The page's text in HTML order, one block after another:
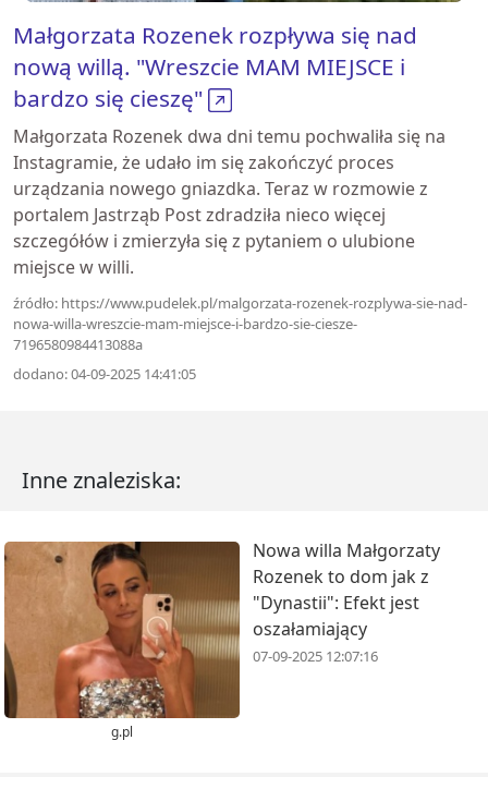
Małgorzata Rozenek rozpływa się nad
nową willą. "Wreszcie MAM MIEJSCE i
bardzo się cieszę"
Małgorzata Rozenek dwa dni temu pochwaliła się na
Instagramie, że udało im się zakończyć proces
urządzania nowego gniazdka. Teraz w rozmowie z
portalem Jastrząb Post zdradziła nieco więcej
szczegółów i zmierzyła się z pytaniem o ulubione
miejsce w willi.
źródło: https://www.pudelek.pl/malgorzata-rozenek-rozplywa-sie-nad-
nowa-willa-wreszcie-mam-miejsce-i-bardzo-sie-ciesze-
7196580984413088a
dodano: 04-09-2025 14:41:05
Inne znaleziska:
g.pl
Nowa willa Małgorzaty
Rozenek to dom jak z
"Dynastii": Efekt jest
oszałamiający
07-09-2025 12:07:16